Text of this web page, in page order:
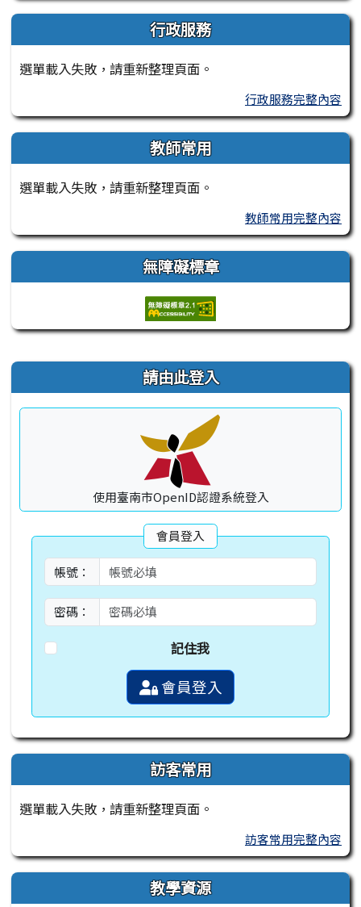
行政服務
選單載入失敗，請重新整理頁面。
行政服務完整內容
教師常用
選單載入失敗，請重新整理頁面。
教師常用完整內容
無障礙標章
右邊區域內容 請由此登入
使用臺南市OpenID認證系統登入
會員登入
帳號：
密碼：
記住我
會員登入
訪客常用
選單載入失敗，請重新整理頁面。
訪客常用完整內容
教學資源